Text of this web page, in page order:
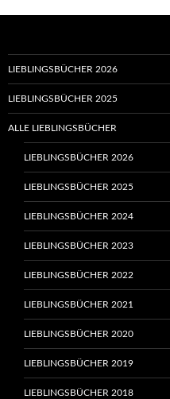
LIEBLINGSBÜCHER 2026
LIEBLINGSBÜCHER 2025
ALLE LIEBLINGSBÜCHER
LIEBLINGSBÜCHER 2026
LIEBLINGSBÜCHER 2025
LIEBLINGSBÜCHER 2024
LIEBLINGSBÜCHER 2023
LIEBLINGSBÜCHER 2022
LIEBLINGSBÜCHER 2021
LIEBLINGSBÜCHER 2020
LIEBLINGSBÜCHER 2019
LIEBLINGSBÜCHER 2018